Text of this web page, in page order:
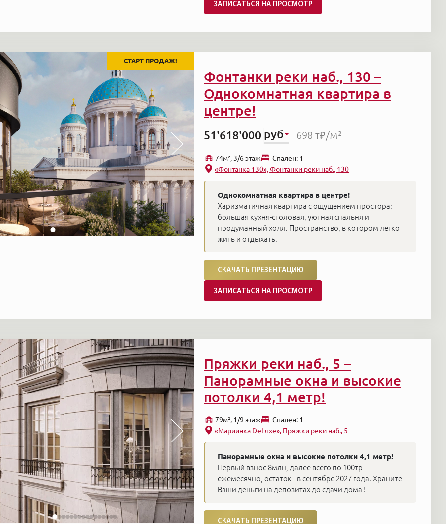
ЗАПИСАТЬСЯ НА ПРОСМОТР
СТАРТ ПРОДАЖ!
Фонтанки реки наб., 130 –
Однокомнатная квартира в
центре!
51'618'000 руб 698 т₽/м²
74м², 3/6 этаж
Cпален: 1
«Фонтанка 130», Фонтанки реки наб., 130
Однокомнатная квартира в центре!
Харизматичная квартира с ощущением простора:
большая кухня-столовая, уютная спальня и
продуманный холл. Пространство, в котором легко
жить и отдыхать.
СКАЧАТЬ ПРЕЗЕНТАЦИЮ
ЗАПИСАТЬСЯ НА ПРОСМОТР
Пряжки реки наб., 5 –
Панорамные окна и высокие
потолки 4,1 метр!
79м², 1/9 этаж
Cпален: 1
«Мариинка DeLuxe», Пряжки реки наб., 5
Панорамные окна и высокие потолки 4,1 метр!
Первый взнос 8млн, далее всего по 100тр
ежемесячно, остаток - в сентябре 2027 года. Храните
Ваши деньги на депозитах до сдачи дома !
СКАЧАТЬ ПРЕЗЕНТАЦИЮ